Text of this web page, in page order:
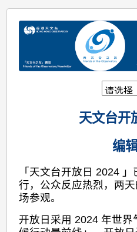
天文台开
编
「天文台开放日 2024
行，公众反应热烈，两
场参观。
开放日采用 2024 年世